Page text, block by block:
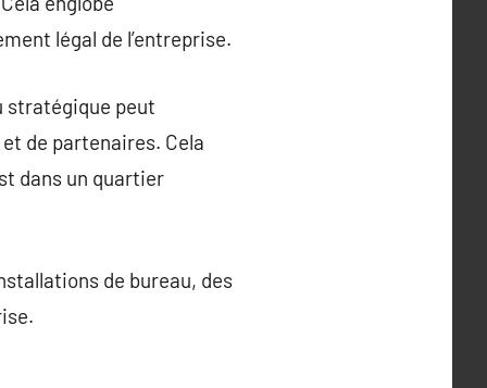
légal de l’entreprise.
stratégique peut
de partenaires. Cela
dans un quartier
de bureau, des